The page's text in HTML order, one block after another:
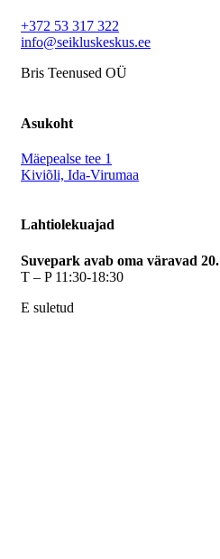
+372 53 317 322
info@seikluskeskus.ee
Bris Teenused OÜ
Asukoht
Mäepealse tee 1
Kiviõli, Ida-Virumaa
Lahtiolekuajad
Suvepark avab oma väravad
T – P 11:30-18:30
E suletud